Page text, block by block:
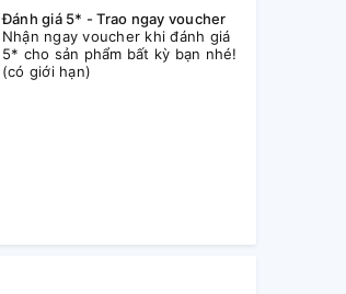
Đánh giá 5* - Trao ngay voucher
Nhận ngay voucher khi đánh giá
5* cho sản phẩm bất kỳ bạn nhé!
(có giới hạn)